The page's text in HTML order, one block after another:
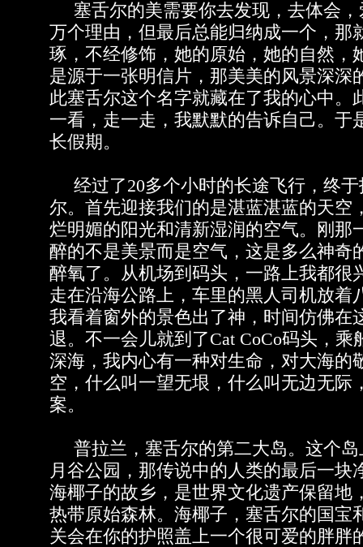
塞舌尔的美需要你去发现，去体会，
万个理由，但最后总能归纳成一个，那
琢，不经修饰，她的原始，她的自然，
是源于一张明信片，那美美的风景深深
此塞舌尔这个名字就藏在了我的心中。
一看，走一走，我默默的告诉自己。于
长假期。
经过了20多个小时的长途飞行，终于
尔。首先迎接我们的是湛蓝湛蓝的天空
烂明媚的阳光和清新湿润的空气。刚那
醉的不是美景而是空气，这是多么神奇
醉氧了。从机场到码头，一路上我都很
走在沿海公路上，车里的黑人司机放着
我看着窗外的景色出了神，时间仿佛在
退。不一会儿就到了Cat CoCo码头，乘
深海，我内心有一种对生命，对大海的
空，什么叫一望无垠，什么叫无边无际
案。
普拉兰，塞舌尔的第二大岛。这个岛
月谷公园，那传说中的人类的最后一块
海椰子的故乡，是世界文化遗产保留地
热带原始森林。海椰子，塞舌尔的国宝
关会在你的护照盖上一个很可爱的胖胖